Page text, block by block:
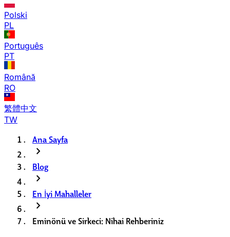
Polski
PL
Português
PT
Română
RO
繁體中文
TW
Ana Sayfa
chevron_right
Blog
chevron_right
En İyi Mahalleler
chevron_right
Eminönü ve Sirkeci: Nihai Rehberiniz